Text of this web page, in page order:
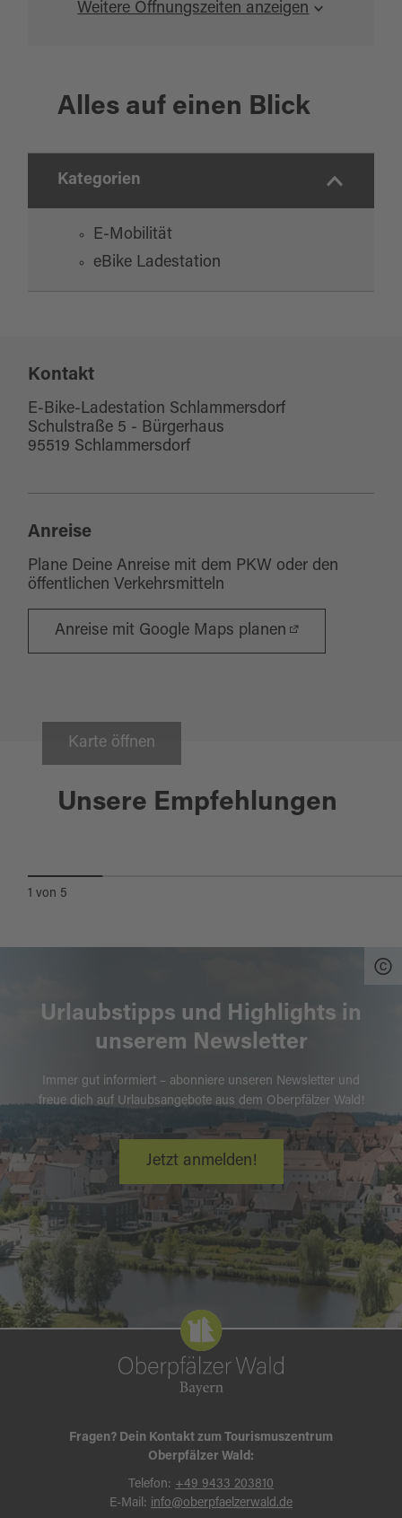
Weitere Öffnungszeiten anzeigen
Alles auf einen Blick
Kategorien
E-Mobilität
eBike Ladestation
Kontakt
E-Bike-Ladestation Schlammersdorf
Schulstraße 5 - Bürgerhaus
95519 Schlammersdorf
Anreise
Plane Deine Anreise mit dem PKW oder den
öffentlichen Verkehrsmitteln
Anreise mit Google Maps planen
Karte öffnen
Unsere Empfehlungen
Creußen
1 von 5
Urlaubstipps und Highlights in
unserem Newsletter
Immer gut informiert – abonniere unseren Newsletter und
freue dich auf Urlaubsangebote aus dem Oberpfälzer Wald!
Jetzt anmelden!
Fragen? Dein Kontakt zum Tourismuszentrum
Oberpfälzer Wald:
Telefon: +49 9433 203810
E-Mail: info@oberpfaelzerwald.de